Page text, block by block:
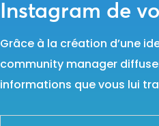
Instagram de
Grâce à la création d’une
community manager
informations que vous lui